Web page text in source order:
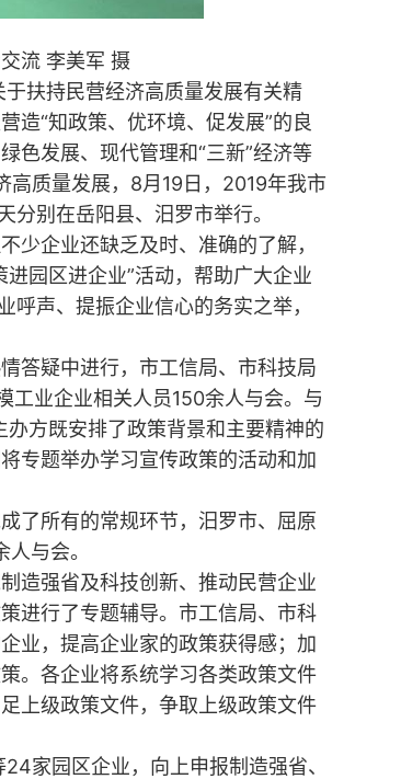
流 李美军 摄
扶持民营经济高质量发展有关精
造“知政策、优环境、促发展”的良
色发展、现代管理和“三新”经济等
高质量发展，8月19日，2019年我市
分别在岳阳县、汨罗市举行。
企业还缺乏及时、准确的了解，
园区进企业”活动，帮助广大企业
呼声、提振企业信心的务实之举，
疑中进行，市工信局、市科技局
工业企业相关人员150余人与会。与
方既安排了政策背景和主要精神的
专题举办学习宣传政策的活动和加
所有的常规环节，汨罗市、屈原
与会。
强省及科技创新、推动民营企业
进行了专题辅导。市工信局、市科
业，提高企业家的政策获得感；加
。各企业将系统学习各类政策文件
上级政策文件，争取上级政策文件
家园区企业，向上申报制造强省、